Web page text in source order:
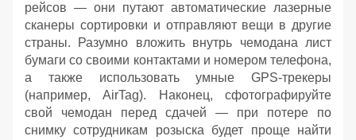
рейсов — они путают автоматические лазерные
сканеры сортировки и отправляют вещи в другие
страны. Разумно вложить внутрь чемодана лист
бумаги со своими контактами и номером телефона,
а также использовать умные GPS-трекеры
(например, AirTag). Наконец, сфотографируйте
свой чемодан перед сдачей — при потере по
снимку сотрудникам розыска будет проще найти